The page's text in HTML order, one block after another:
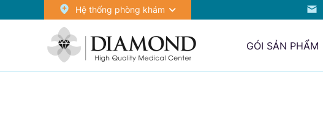
Hệ thống phòng khám
GÓI SẢN PHẨM